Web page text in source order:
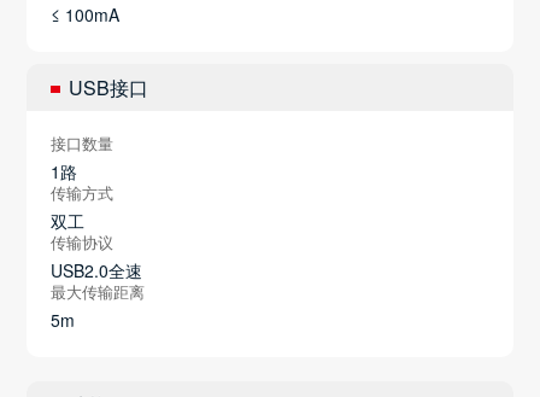
≤ 100mA
USB接口
接口数量
1路
传输方式
双工
传输协议
USB2.0全速
最大传输距离
5m